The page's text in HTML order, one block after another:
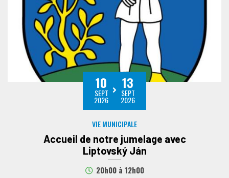
10
SEPT
2026
13
SEPT
2026
VIE MUNICIPALE
Accueil de notre jumelage avec
Liptovský Ján
20h00 à 12h00